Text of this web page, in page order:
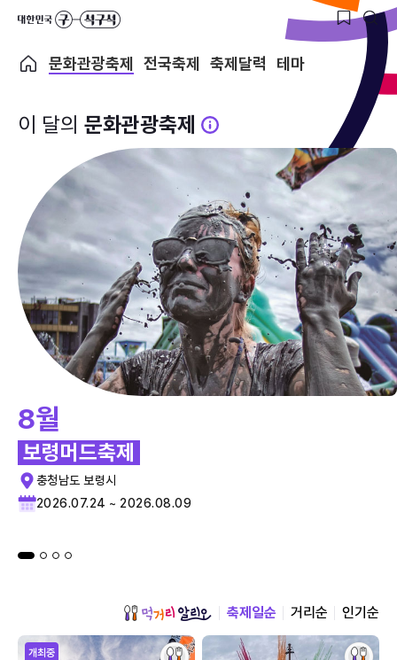
문화관광축제 전국축제 축제달력 테마
이 달의 문화관광축제
8월
보령머드축제
충청남도 보령시
2026.07.24 ~ 2026.08.09
축제일순 거리순 인기순
개최중